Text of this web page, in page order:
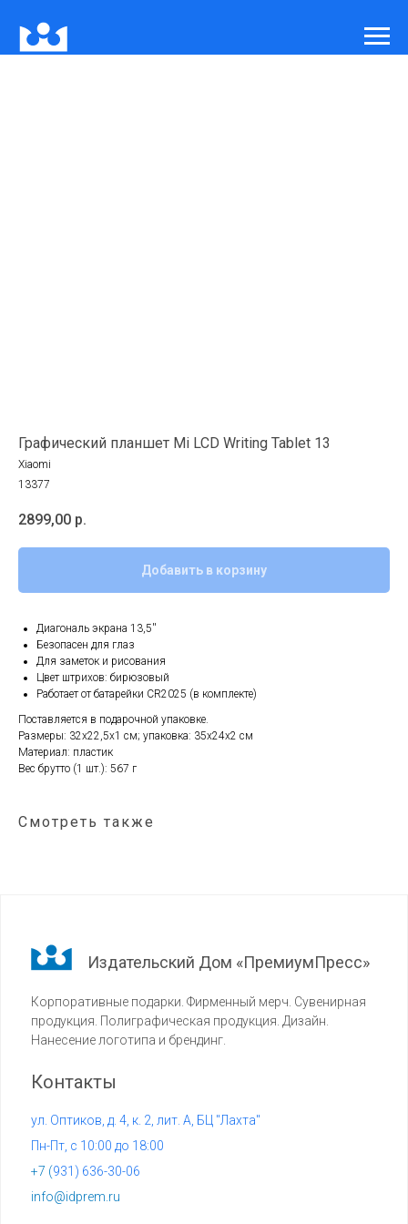
Графический планшет Mi LCD Writing Tablet 13
Xiaomi
13377
2899,00 р.
Добавить в корзину
Диагональ экрана 13,5''
Безопасен для глаз
Для заметок и рисования
Цвет штрихов: бирюзовый
Работает от батарейки CR2025 (в комплекте)
Поставляется в подарочной упаковке.
Размеры: 32x22,5x1 см; упаковка: 35x24x2 см
Материал: пластик
Вес брутто (1 шт.): 567 г
Смотреть также
Издательский Дом «ПремиумПресс»
Корпоративные подарки. Фирменный мерч. Сувенирная
продукция. Полиграфическая продукция. Дизайн.
Нанесение логотипа и брендинг.
info@idprem.ru
Контакты
+7 (931) 636-30-06
ул. Оптиков, д. 4, к. 2, лит. А, БЦ "Лахта"
Пн-Пт, с 10:00 до 18:00